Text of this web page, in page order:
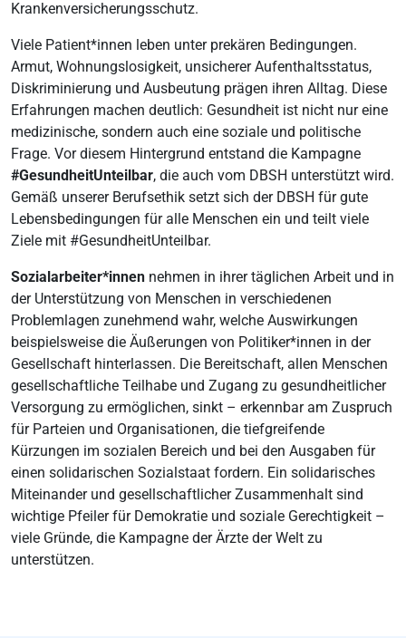
Krankenversicherungsschutz.
Viele Patient*innen leben unter prekären Bedingungen.
Armut, Wohnungslosigkeit, unsicherer Aufenthaltsstatus,
Diskriminierung und Ausbeutung prägen ihren Alltag. Diese
Erfahrungen machen deutlich: Gesundheit ist nicht nur eine
medizinische, sondern auch eine soziale und politische
Frage. Vor diesem Hintergrund entstand die Kampagne
#GesundheitUnteilbar, die auch vom DBSH unterstützt wird.
Gemäß unserer Berufsethik setzt sich der DBSH für gute
Lebensbedingungen für alle Menschen ein und teilt viele
Ziele mit #GesundheitUnteilbar.
Sozialarbeiter*innen nehmen in ihrer täglichen Arbeit und in
der Unterstützung von Menschen in verschiedenen
Problemlagen zunehmend wahr, welche Auswirkungen
beispielsweise die Äußerungen von Politiker*innen in der
Gesellschaft hinterlassen. Die Bereitschaft, allen Menschen
gesellschaftliche Teilhabe und Zugang zu gesundheitlicher
Versorgung zu ermöglichen, sinkt – erkennbar am Zuspruch
für Parteien und Organisationen, die tiefgreifende
Kürzungen im sozialen Bereich und bei den Ausgaben für
einen solidarischen Sozialstaat fordern. Ein solidarisches
Miteinander und gesellschaftlicher Zusammenhalt sind
wichtige Pfeiler für Demokratie und soziale Gerechtigkeit –
viele Gründe, die Kampagne der Ärzte der Welt zu
unterstützen.